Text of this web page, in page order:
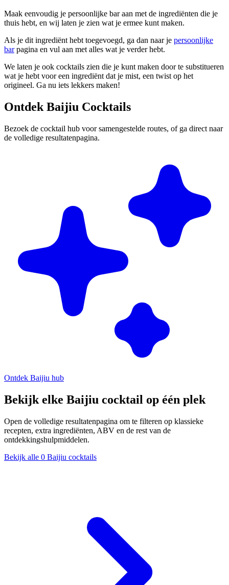
Maak eenvoudig je persoonlijke bar aan met de ingrediënten die je
thuis hebt, en wij laten je zien wat je ermee kunt maken.
Als je dit ingrediënt hebt toegevoegd, ga dan naar je persoonlijke
barpagina en vul aan met alles wat je verder hebt.
We laten je ook cocktails zien die je kunt maken door te substitueren
wat je hebt voor een ingrediënt dat je mist, een twist op het
origineel. Ga nu iets lekkers maken!
Ontdek Baijiu Cocktails
Bezoek de cocktail hub voor samengestelde routes, of ga direct naar
de volledige resultatenpagina.
Ontdek Baijiu hub
Bekijk elke Baijiu cocktail op één plek
Open de volledige resultatenpagina om te filteren op klassieke
recepten, extra ingrediënten, ABV en de rest van de
ontdekkingshulpmiddelen.
Bekijk alle 0 Baijiu cocktails